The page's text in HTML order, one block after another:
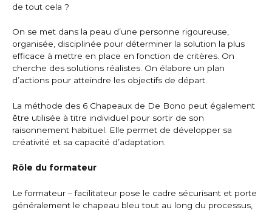
de tout cela ?
On se met dans la peau d’une personne rigoureuse,
organisée, disciplinée pour déterminer la solution la plus
efficace à mettre en place en fonction de critères. On
cherche des solutions réalistes. On élabore un plan
d’actions pour atteindre les objectifs de départ.
La méthode des 6 Chapeaux de De Bono peut également
être utilisée à titre individuel pour sortir de son
raisonnement habituel. Elle permet de développer sa
créativité et sa capacité d’adaptation.
Rôle du formateur
Le formateur – facilitateur pose le cadre sécurisant et porte
généralement le chapeau bleu tout au long du processus,